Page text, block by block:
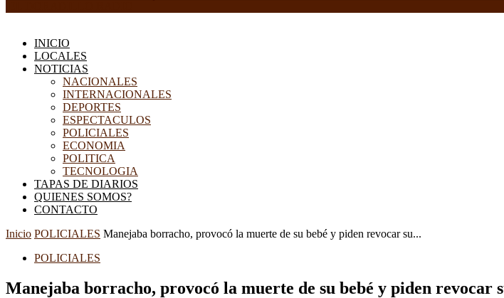
INICIO
LOCALES
NOTICIAS
NACIONALES
INTERNACIONALES
DEPORTES
ESPECTACULOS
POLICIALES
ECONOMIA
POLITICA
TECNOLOGIA
TAPAS DE DIARIOS
QUIENES SOMOS?
CONTACTO
Inicio POLICIALES Manejaba borracho, provocó la muerte de su bebé y piden revocar su...
POLICIALES
Manejaba borracho, provocó la muerte de su bebé y piden